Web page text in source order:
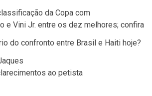
da Copa com
e Vini Jr. entre os dez melhores; confira
do confronto entre Brasil e Haiti hoje?
ao petista